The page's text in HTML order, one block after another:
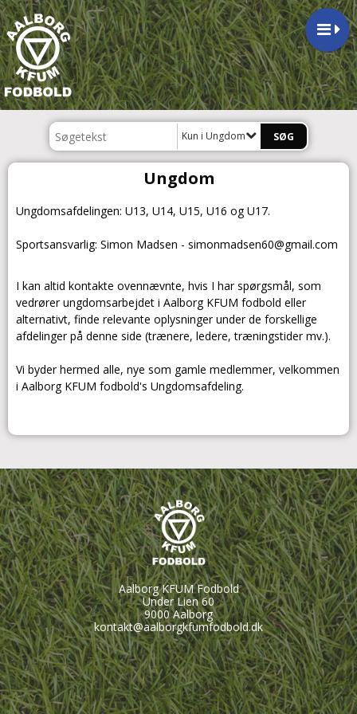
Kun i Ungdom
Ungdom
​Ungdomsafdelingen: U13, U14, U15, U16 og U17.
​Sportsansvarlig: Simon Madsen - simonmadsen60@gmail.com
I kan altid kontakte ovennævnte, hvis I har spørgsmål, som
vedrører ungdomsarbejdet i Aalborg KFUM fodbold eller
alternativt, finde relevante oplysninger under de forskellige
afdelinger på denne side (trænere, ledere, træningstider mv.).
Vi byder hermed alle, nye som gamle medlemmer, velkommen
i Aalborg KFUM fodbold's Ungdomsafdeling.
Aalborg KFUM Fodbold
Under Lien 60
9000 Aalborg
kontakt@aalborgkfumfodbold.dk